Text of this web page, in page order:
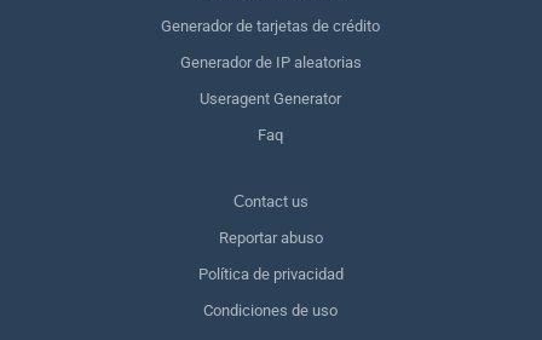
Generador de tarjetas de crédito
Generador de IP aleatorias
Useragent Generator
Faq
Сontact us
Reportar abuso
Política de privacidad
Condiciones de uso